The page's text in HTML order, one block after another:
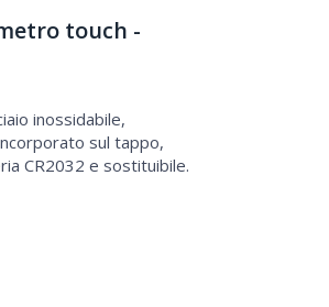
touch -
inossidabile,
sul tappo,
CR2032 e sostituibile.